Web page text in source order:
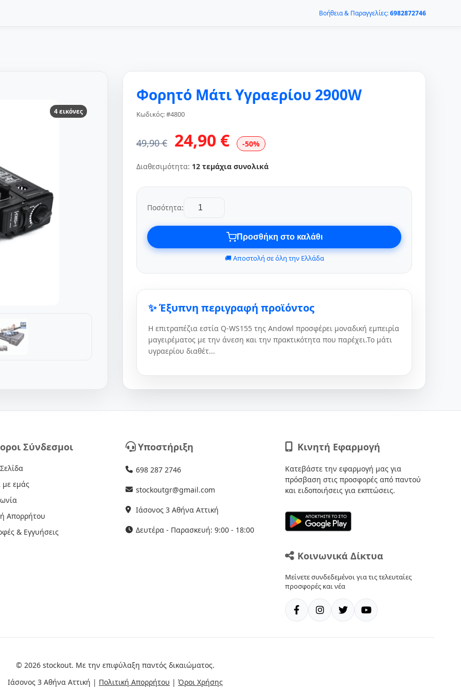
Βοήθεια & Παραγγελίες:6982872746
4 εικόνες
Φορητό Μάτι Υγραερίου 2900W
Κωδικός: #4800
49,90 € 24,90 € -50%
Διαθεσιμότητα: 12 τεμάχια συνολικά
Ποσότητα:
Προσθήκη στο καλάθι
🚚 Αποστολή σε όλη την Ελλάδα
✨ Έξυπνη περιγραφή προϊόντος
Η επιτραπέζια εστία Q-WS155 της Andowl προσφέρει μοναδική εμπειρία
μαγειρέματος με την άνεση και την πρακτικότητα που παρέχει.Το μάτι
υγραερίου διαθέτ...
Σύνδεσμοι
με εμάς
Απορρήτου
& Εγγυήσεις
Υποστήριξη
698 287 2746
stockoutgr@gmail.com
Ιάσονος 3 Αθήνα Αττική
Δευτέρα - Παρασκευή: 9:00 - 18:00
Κινητή Εφαρμογή
Κατεβάστε την εφαρμογή μας για
πρόσβαση στις προσφορές από παντού
και ειδοποιήσεις για εκπτώσεις.
Κοινωνικά Δίκτυα
Μείνετε συνδεδεμένοι για τις τελευταίες
προσφορές και νέα
© 2026 stockout. Με την επιφύλαξη παντός δικαιώματος.
Ιάσονος 3 Αθήνα Αττική | Πολιτική Απορρήτου | Όροι Χρήσης